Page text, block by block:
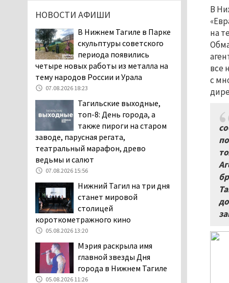
В
на
все
с
и продажу бензина класса
«Евро-2», в котором содержание
серы в 10 раз выше, чем в топливе
«Евро-5». Это опасно для здоровья и
повышает износ автомобиля
В Детской городской
больнице № 3 Нижнего
Тагила опровергли
обвинения родителей, которые
заявили, что их дочь в палате
покусала бельевая вошь
В Нижнем Тагиле на три
дня запретят
электросамокаты
06.08.2026 11:41
«Я уверен, это бельевая
вошь». Родители 10-
летней девочки
пожаловались на кровососущих
паразитов, которые искусали их
ребёнка в детской больнице
НОВОСТИ АФИШИ
В Нижнем Тагиле в Парке
скульптуры советского
периода появились
четыре новых работы из металла на
тему народов России и Урала
07.08.2026 18:23
Тагильские выходные,
топ-8: День города, а
также пироги на старом
заводе, парусная регата,
театральный марафон, древо
ведьмы и салют
07.08.2026 15:56
Нижний Тагил на три дня
станет мировой
столицей
короткометражного кино
05.08.2026 13:20
Мэрия раскрыла имя
главной звезды Дня
города в Нижнем Тагиле
05.08.2026 11:26